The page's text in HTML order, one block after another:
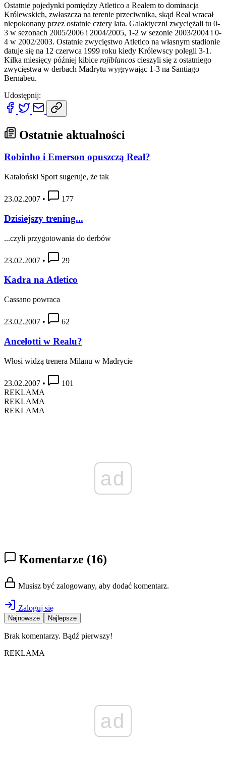
Ostatnie pojedynki pomiędzy Atletico a Realem to dominacja
Królewskich, zwłaszcza na terenie przeciwnika, skąd Real wracał
niepokonany przez ostatnie cztery lata. Galaktyczni zwyciężali tu 0-
3 w sezonach 2005/2006 i 2004/2005, 1-2 w sezonie 2003/2004 i 0-
4 w 2002/2003. Ostatnie zwycięstwo Atletico na własnym stadionie
datuje się na 12 czerwca 1999 roku kiedy Królewscy polegli 3-1.
Kilka miesięcy później kibice rojiblancos cieszyli się z ostatniego
zwycięstwa w derbach Madrytu wygrywając 1-3 na Santiago
Bernabeu.
Udostępnij:
Ostatnie aktualności
Robinho i Emerson opuszczą Real?
Kataloński Sport sugeruje, że tak
23.02.2007 • 177
Dzisiejszy trening...
...czyli przygotowania do derbów
23.02.2007 • 29
Kadra na Atletico
Cassano powraca
23.02.2007 • 62
Ancelotti w Realu?
Włosi widzą trenera Milanu w Madrycie
23.02.2007 •
101
REKLAMA
REKLAMA
REKLAMA
ad
Komentarze (16)
Musisz być zalogowany, aby dodać komentarz.
Zaloguj się
Najnowsze Najlepsze
Brak komentarzy. Bądź pierwszy!
REKLAMA
ad